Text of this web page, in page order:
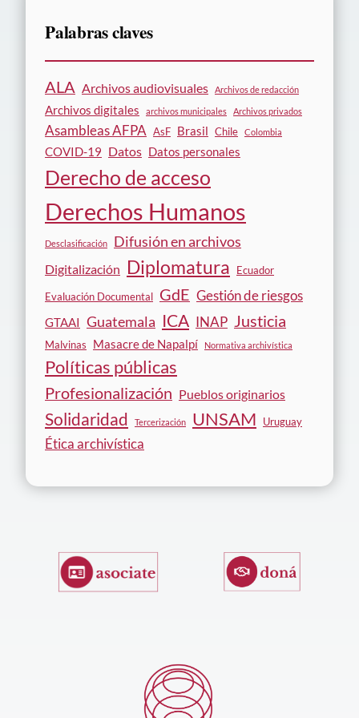
Palabras claves
ALA Archivos audiovisuales Archivos de redacción
Archivos digitales archivos municipales Archivos privados
Asambleas AFPA AsF Brasil Chile Colombia
COVID-19 Datos Datos personales
Derecho de acceso
Derechos Humanos
Desclasificación Difusión en archivos
Digitalización Diplomatura Ecuador
Evaluación Documental GdE Gestión de riesgos
GTAAI Guatemala ICA INAP Justicia
Malvinas Masacre de Napalpí Normativa archivística
Políticas públicas
Profesionalización Pueblos originarios
Solidaridad Tercerización UNSAM Uruguay
Ética archivística